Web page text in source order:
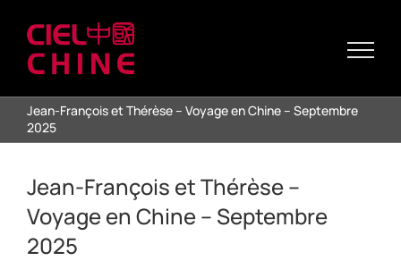
contenu
Jean-François et Thérèse – Voyage en Chine – Septembre
2025
Jean-François et Thérèse –
Voyage en Chine – Septembre
2025